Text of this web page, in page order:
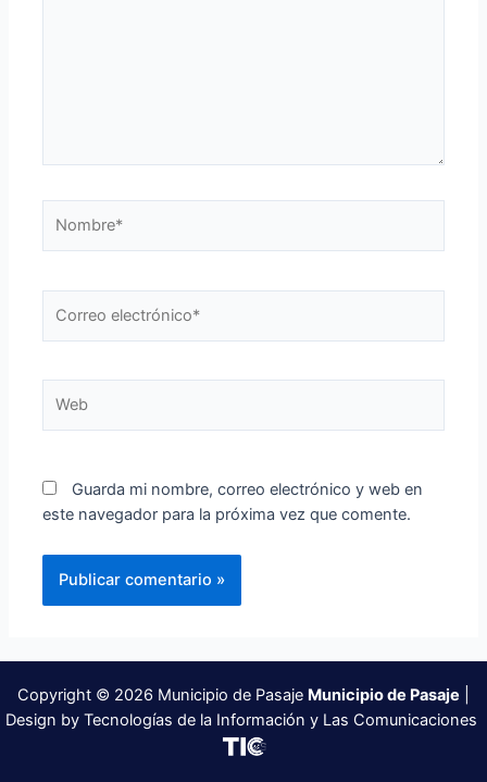
electrónico*
Guarda mi nombre, correo electrónico y web en
este navegador para la próxima vez que comente.
Copyright © 2026 Municipio de Pasaje Municipio de Pasaje
Design by Tecnologías de la Información y Las Comunicaciones